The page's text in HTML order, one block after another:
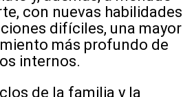
con nuevas habilidades
difíciles, una mayor
más profundo de
internos.
de la familia y la